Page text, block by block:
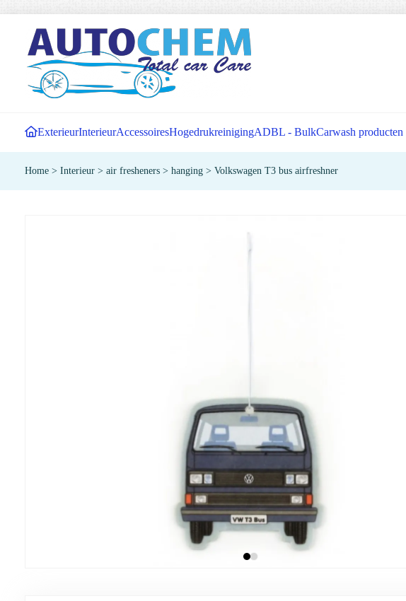
ExterieurInterieurAccessoiresHogedrukreinigingADBL - BulkCarwash producten
Home > Interieur > air fresheners > hanging > Volkswagen T3 bus airfreshner